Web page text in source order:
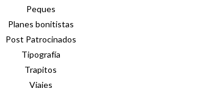
Peques
Planes bonitistas
Post Patrocinados
Tipografía
Trapitos
Viajes